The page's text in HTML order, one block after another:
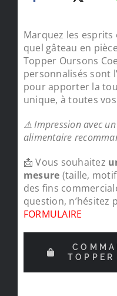
Marquez les
quel gâteau en
Topper Oursons
personnalisés sont
pour apporter la
unique, à toutes
⚠ Impression avec
alimentaire
📩 Vous souhaitez
mesure (taille,
des fins
question, n’hésitez
FORMULAIRE